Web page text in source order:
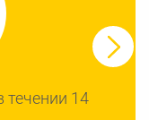
течении 14